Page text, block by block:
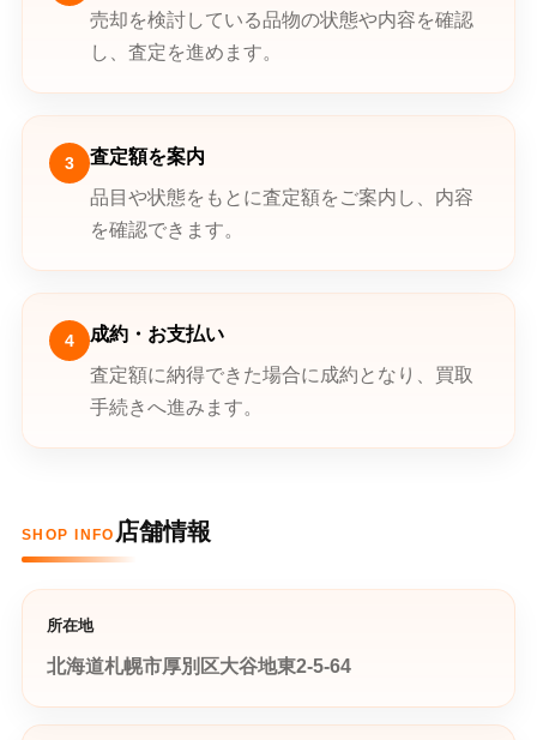
売却を検討している品物の状態や内容を確認
し、査定を進めます。
3
査定額を案内
品目や状態をもとに査定額をご案内し、内容
を確認できます。
4
成約・お支払い
査定額に納得できた場合に成約となり、買取
手続きへ進みます。
SHOP INFO 店舗情報
所在地
北海道札幌市厚別区大谷地東2-5-64